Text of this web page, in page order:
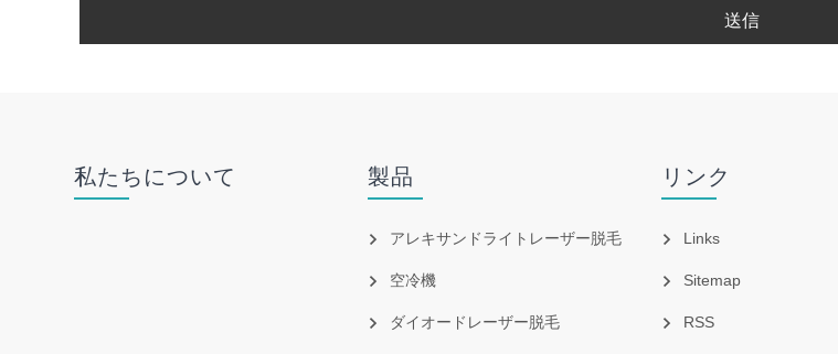
送信
私たちについて 製品
アレキサンドライトレーザー脱毛
空冷機
ダイオードレーザー脱毛
リンク
Links
Sitemap
RSS